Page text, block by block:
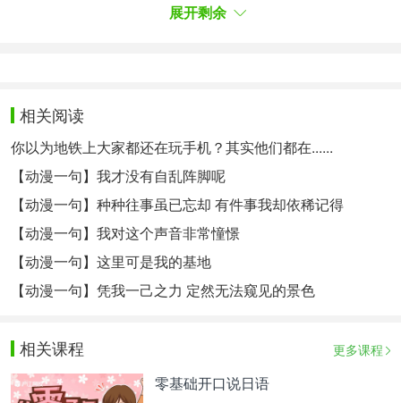
- Error happens ╥﹏╥
总是能给人惊喜
要是小不点在我们队
没准你就能更有干劲了吧
我没办法跟翔阳同队
为什么
因为必须时时有新意 才能跟上他的脚步
无论我偷懒时装得多么自然 大概也骗不过他
只是一瞬间的犹豫都被他看穿了
这不是很累吗
那如果小不点跟我们打上几场练习赛
展开剩余
相关阅读
你以为地铁上大家都还在玩手机？其实他们都在......
【动漫一句】我才没有自乱阵脚呢
【动漫一句】种种往事虽已忘却 有件事我却依稀记得
【动漫一句】我对这个声音非常憧憬
【动漫一句】这里可是我的基地
【动漫一句】凭我一己之力 定然无法窥见的景色
相关课程 更多课程
零基础开口说日语